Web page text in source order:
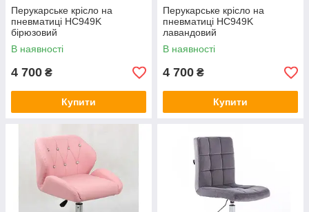
Перукарське крісло на
пневматиці HC949K
бірюзовий
В наявності
4 700 ₴
Купити
Перукарське крісло на
пневматиці HC949K
лавандовий
В наявності
4 700 ₴
Купити